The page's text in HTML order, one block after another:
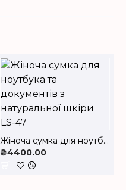
Жіноча сумка для ноутбука та документів з натуральної шкіри LS-47
₴4400.00